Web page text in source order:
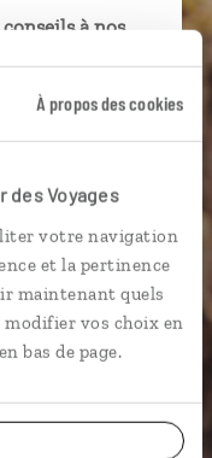
À propos des cookies
des Voyages
votre navigation
et la pertinence
maintenant quels
modifier vos choix en
bas de page.
à nos
au plus
du pays.
par email ou
avant,